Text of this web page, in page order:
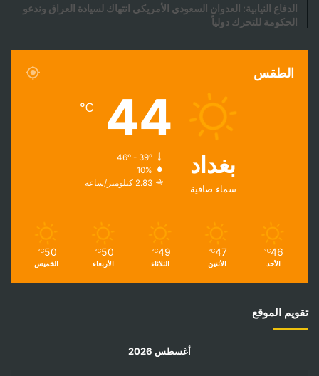
الدفاع النيابية: العدوان السعودي الأمريكي انتهاك لسيادة العراق وندعو
الحكومة للتحرك دولياً
الطقس
بغداد
سماء صافية
44
℃
46º - 39º
10%
2.83 كيلومتر/ساعة
46
℃
الأحد
47
℃
الأثنين
49
℃
الثلاثاء
50
℃
الأربعاء
50
℃
الخميس
تقويم الموقع
أغسطس 2026